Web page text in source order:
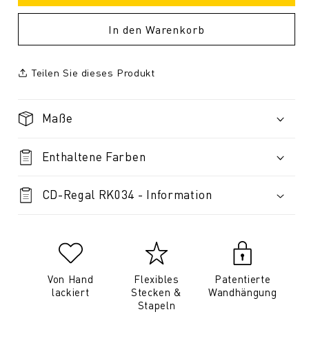
In den Warenkorb
Teilen Sie dieses Produkt
Maße
Enthaltene Farben
CD-Regal RK034 - Information
Von Hand
lackiert
Flexibles
Stecken &
Stapeln
Patentierte
Wandhängung